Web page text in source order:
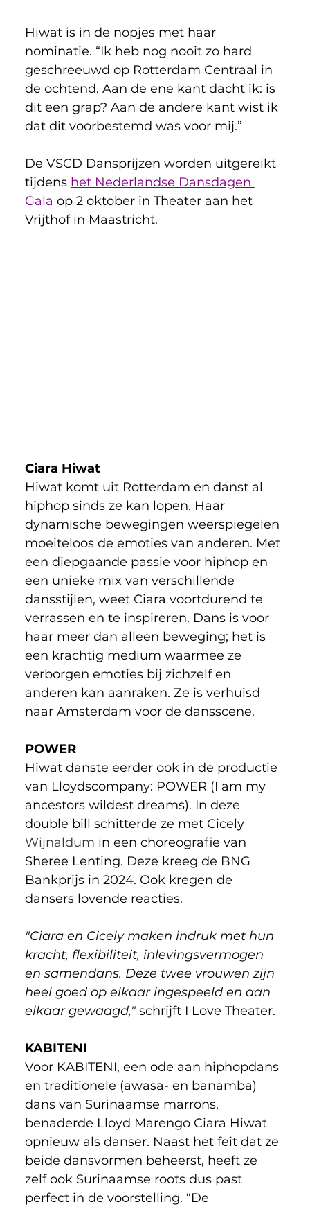
Hiwat is in de nopjes met haar
nominatie. “Ik heb nog nooit zo hard
geschreeuwd op Rotterdam Centraal in
de ochtend. Aan de ene kant dacht ik: is
dit een grap? Aan de andere kant wist ik
dat dit voorbestemd was voor mij.”
De VSCD Dansprijzen worden uitgereikt
tijdens het Nederlandse Dansdagen
Gala op 2 oktober in Theater aan het
Vrijthof in Maastricht.
Ciara Hiwat
Hiwat komt uit Rotterdam en danst al
hiphop sinds ze kan lopen. Haar
dynamische bewegingen weerspiegelen
moeiteloos de emoties van anderen. Met
een diepgaande passie voor hiphop en
een unieke mix van verschillende
dansstijlen, weet Ciara voortdurend te
verrassen en te inspireren. Dans is voor
haar meer dan alleen beweging; het is
een krachtig medium waarmee ze
verborgen emoties bij zichzelf en
anderen kan aanraken. Ze is verhuisd
naar Amsterdam voor de dansscene.
POWER
Hiwat danste eerder ook in de productie
van Lloydscompany: POWER (I am my
ancestors wildest dreams). In deze
double bill schitterde ze met Cicely
Wijnaldum in een choreografie van
Sheree Lenting. Deze kreeg de BNG
Bankprijs in 2024. Ook kregen de
dansers lovende reacties.
"Ciara en Cicely maken indruk met hun
kracht, flexibiliteit, inlevingsvermogen
en samendans. Deze twee vrouwen zijn
heel goed op elkaar ingespeeld en aan
elkaar gewaagd," schrijft I Love Theater.
KABITENI
Voor KABITENI, een ode aan hiphopdans
en traditionele (awasa- en banamba)
dans van Surinaamse marrons,
benaderde Lloyd Marengo Ciara Hiwat
opnieuw als danser. Naast het feit dat ze
beide dansvormen beheerst, heeft ze
zelf ook Surinaamse roots dus past
perfect in de voorstelling. “De